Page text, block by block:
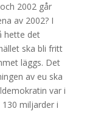
2002 går
av 2002? I
hette det
ska bli fritt
läggs. Det
av eu ska
var i
miljarder i